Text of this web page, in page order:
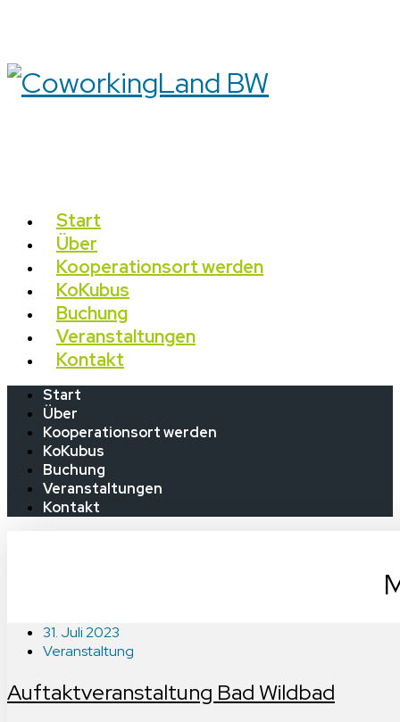
Start
Über
Kooperationsort werden
KoKubus
Buchung
Veranstaltungen
Kontakt
Start
Über
Kooperationsort werden
KoKubus
Buchung
Veranstaltungen
Kontakt
31. Juli 2023
Veranstaltung
Auftaktveranstaltung Bad Wildbad